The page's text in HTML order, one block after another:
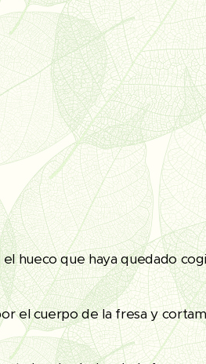
hueco que haya quedado
el cuerpo de la fresa y